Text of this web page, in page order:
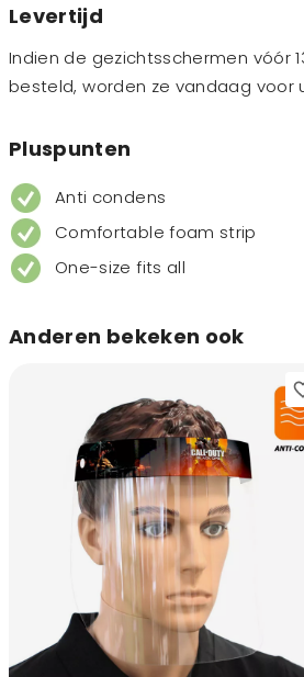
Levertijd
Indien de gezichtsschermen vóór
besteld, worden ze vandaag voor
Pluspunten
Anti condens
Comfortable foam strip
One-size fits all
Anderen bekeken ook